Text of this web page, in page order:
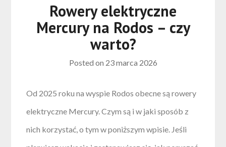
Rowery elektryczne
Mercury na Rodos – czy
warto?
Posted on 23 marca 2026
Od 2025 roku na wyspie Rodos obecne są rowery
elektryczne Mercury. Czym są i w jaki sposób z
nich korzystać, o tym w poniższym wpisie. Jeśli